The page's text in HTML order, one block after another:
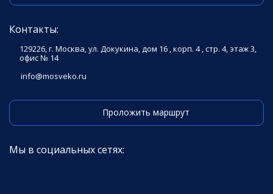
Контакты:
129226, г. Москва, ул. Докукина, дом 16 , корп. 4 , стр. 4, этаж 3,
офис № 14
info@mosveko.ru
Проложить маршрут
Мы в социальных сетях: